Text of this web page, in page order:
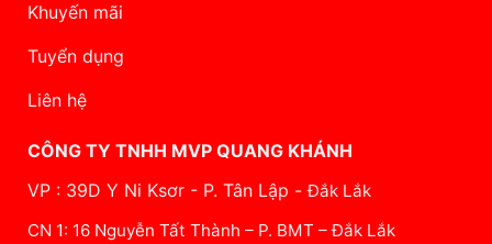
Khuyến mãi
Tuyển dụng
Liên hệ
CÔNG TY TNHH MVP QUANG KHÁNH
VP : 39D Y Ni Ksơr - P. Tân Lập -Đắk Lắk
CN 1: 16 Nguyễn Tất Thành – P. BMT – Đắk Lắk